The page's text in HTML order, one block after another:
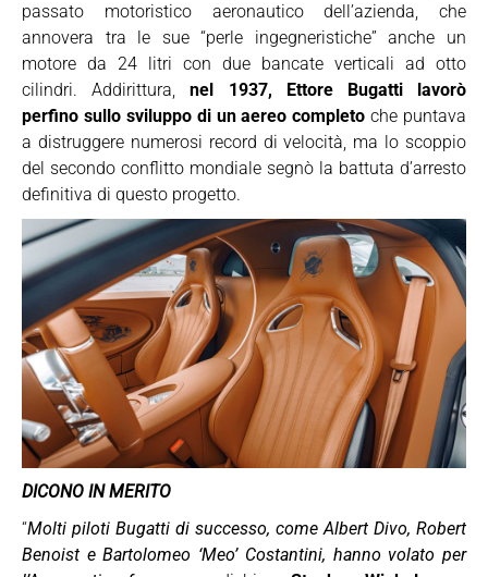
passato motoristico aeronautico dell’azienda, che
annovera tra le sue “perle ingegneristiche” anche un
motore da 24 litri con due bancate verticali ad otto
cilindri. Addirittura,nel 1937, Ettore Bugatti lavorò
perfino sullo sviluppo di un aereo completo che puntava
a distruggere numerosi record di velocità, ma lo scoppio
del secondo conflitto mondiale segnò la battuta d’arresto
definitiva di questo progetto.
DICONO IN MERITO
“Molti piloti Bugatti di successo, come Albert Divo, Robert
Benoist e Bartolomeo ‘Meo’ Costantini, hanno volato per